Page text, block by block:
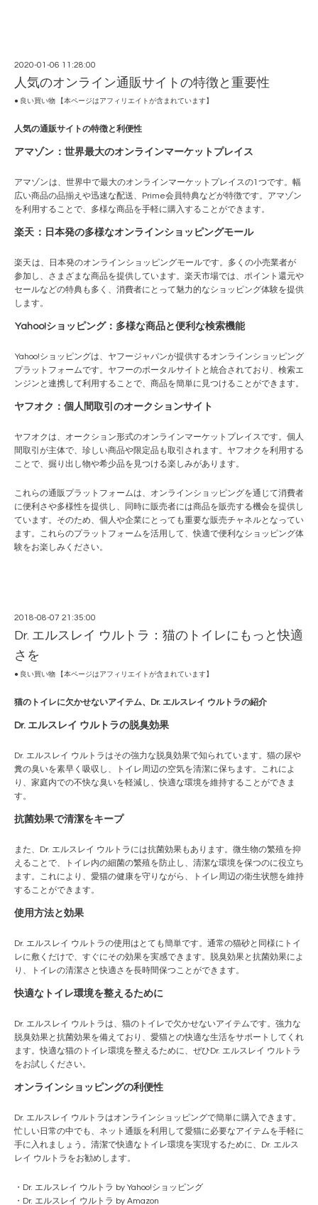
2020-01-06 11:28:00
人気のオンライン通販サイトの特徴と重要性
● 良い買い物 【本ページはアフィリエイトが含まれています】
人気の通販サイトの特徴と利便性
アマゾン ：世界最大のオンラインマーケットプレイス
アマゾンは、世界中で最大のオンラインマーケットプレイスの1つです。幅
広い商品の品揃えや迅速な配送、Prime会員特典などが特徴です。アマゾン
を利用することで、多様な商品を手軽に購入することができます。
楽天 ：日本発の多様なオンラインショッピングモール
楽天は、日本発のオンラインショッピングモールです。多くの小売業者が
参加し、さまざまな商品を提供しています。楽天市場では、ポイント還元や
セールなどの特典も多く、消費者にとって魅力的なショッピング体験を提供
します。
Yahoo!ショッピング：多様な商品と便利な検索機能
Yahoo!ショッピングは、ヤフージャパンが提供するオンラインショッピング
プラットフォームです。ヤフーのポータルサイトと統合されており、検索エ
ンジンと連携して利用することで、商品を簡単に見つけることができます。
ヤフオク：個人間取引のオークションサイト
ヤフオクは、オークション形式のオンラインマーケットプレイスです。個人
間取引が主体で、珍しい商品や限定品も取引されます。ヤフオクを利用する
ことで、掘り出し物や希少品を見つける楽しみがあります。
これらの通販プラットフォームは、オンラインショッピングを通じて消費者
に便利さや多様性を提供し、同時に販売者には商品を販売する機会を提供し
ています。そのため、個人や企業にとっても重要な販売チャネルとなってい
ます。これらのプラットフォームを活用して、快適で便利なショッピング体
験をお楽しみください。
2018-08-07 21:35:00
Dr. エルスレイ ウルトラ：猫のトイレにもっと快適
さを
● 良い買い物 【本ページはアフィリエイトが含まれています】
猫のトイレに欠かせないアイテム、Dr. エルスレイ ウルトラの紹介
Dr. エルスレイ ウルトラの脱臭効果
Dr. エルスレイ ウルトラはその強力な脱臭効果で知られています。猫の尿や
糞の臭いを素早く吸収し、トイレ周辺の空気を清潔に保ちます。これによ
り、家庭内での不快な臭いを軽減し、快適な環境を維持することができま
す。
抗菌効果で清潔をキープ
また、Dr. エルスレイ ウルトラには抗菌効果もあります。微生物の繁殖を抑
えることで、トイレ内の細菌の繁殖を防止し、清潔な環境を保つのに役立ち
ます。これにより、愛猫の健康を守りながら、トイレ周辺の衛生状態を維持
することができます。
使用方法と効果
Dr. エルスレイ ウルトラの使用はとても簡単です。通常の猫砂と同様にトイ
レに敷くだけで、すぐにその効果を実感できます。脱臭効果と抗菌効果によ
り、トイレの清潔さと快適さを長時間保つことができます。
快適なトイレ環境を整えるために
Dr. エルスレイ ウルトラは、猫のトイレで欠かせないアイテムです。強力な
脱臭効果と抗菌効果を備えており、愛猫との快適な生活をサポートしてくれ
ます。快適な猫のトイレ環境を整えるために、ぜひDr. エルスレイ ウルトラ
をお試しください。
オンラインショッピングの利便性
Dr. エルスレイ ウルトラはオンラインショッピングで簡単に購入できます。
忙しい日常の中でも、ネット通販を利用して愛猫に必要なアイテムを手軽に
手に入れましょう。清潔で快適なトイレ環境を実現するために、Dr. エルス
レイ ウルトラをお勧めします。
・ Dr. エルスレイ ウルトラ by Yahoo!ショッピング
・ Dr. エルスレイ ウルトラ by Amazon